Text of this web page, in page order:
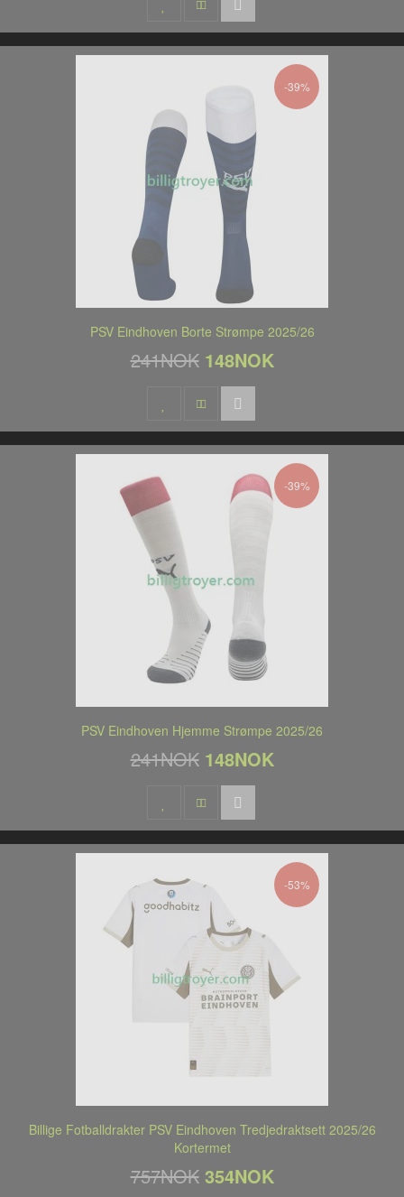
-39%
PSV Eindhoven Borte Strømpe 2025/26
241NOK 148NOK
-39%
PSV Eindhoven Hjemme Strømpe 2025/26
241NOK 148NOK
-53%
Billige Fotballdrakter PSV Eindhoven Tredjedraktsett 2025/26
Kortermet
757NOK 354NOK